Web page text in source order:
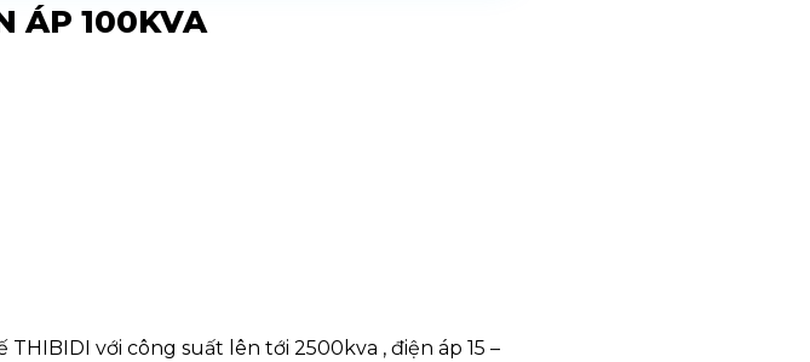
ÁP 100KVA
với công suất lên tới 2500kva , điện áp 15 –